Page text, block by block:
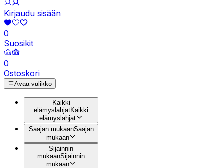
Kirjaudu sisään
0
Suosikit
0
Ostoskori
Avaa valikko
Kaikki
elämyslahjatKaikki
elämyslahjat
Saajan mukaanSaajan
mukaan
Sijainnin
mukaanSijainnin
mukaan